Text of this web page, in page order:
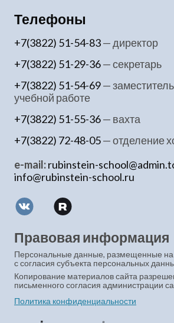
Телефоны
+7(3822) 51-54-83— директор
+7(3822) 51-29-36— секретарь
+7(3822) 51-54-69—
учебной работе
+7(3822) 51-55-36— вахта
+7(3822) 72-48-05— отделение
e-mail:rubinstein-
info@rubinstein-school.ru
Правовая информация
Персональные данные, размещенные
с согласия субъекта персональных
Копирование материалов сайта
письменного согласия администрации
Политика конфиденциальности